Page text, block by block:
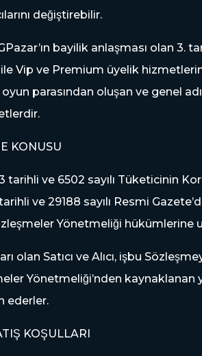
değiştirebilir.
bayilik anlaşması olan 3.
ile Vip ve Premium üyelik
parasından oluşan ve genel
KONUSU
tarihli ve 6502 sayılı Tüketicinin
tarihli ve 29188 sayılı Resmi
Yönetmeliği hükümlerine
olan Satıcı ve Alıcı, işbu
Yönetmeliği’nden
ederler.
KOŞULLARI